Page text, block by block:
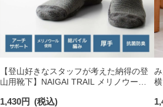
【登山好きなスタッフが考えた納得の登
山用靴下】NAIGAI TRAIL メリノウール
最短翌日発送】90301018
1,430円 (税込)